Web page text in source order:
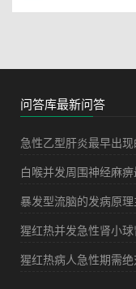
问答库最新问答
急性乙型肝炎最早出
白喉并发周围神经麻
暴发型流脑的发病原
猩红热并发急性肾小
猩红热病人急性期需